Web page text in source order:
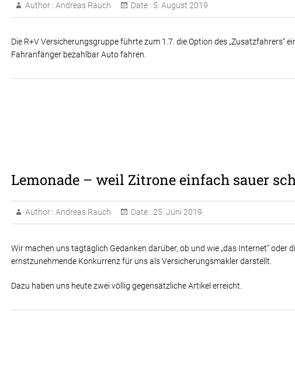
Author : Andreas Rauch Date : 5. August 2019
Die R+V Versicherungsgruppe führte zum 1.7. die Option des „Zusatzfahrers“
Fahranfänger bezahlbar Auto fahren.
Lemonade – weil Zitrone einfach sauer
Author : Andreas Rauch Date : 25. Juni 2019
Wir machen uns tagtäglich Gedanken darüber, ob und wie „das Internet“ oder
ernstzunehmende Konkurrenz für uns als Versicherungsmakler darstellt.
Dazu haben uns heute zwei völlig gegensätzliche Artikel erreicht.